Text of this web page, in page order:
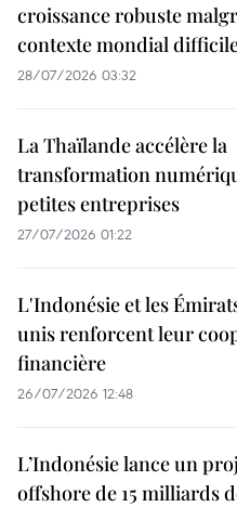
croissance robuste
contexte mondial
28/07/2026 03:32
La Thaïlande accélère la
transformation
petites entreprises
27/07/2026 01:22
L'Indonésie et les
unis renforcent leur
financière
26/07/2026 12:48
L’Indonésie lance un
offshore de 15 milliards